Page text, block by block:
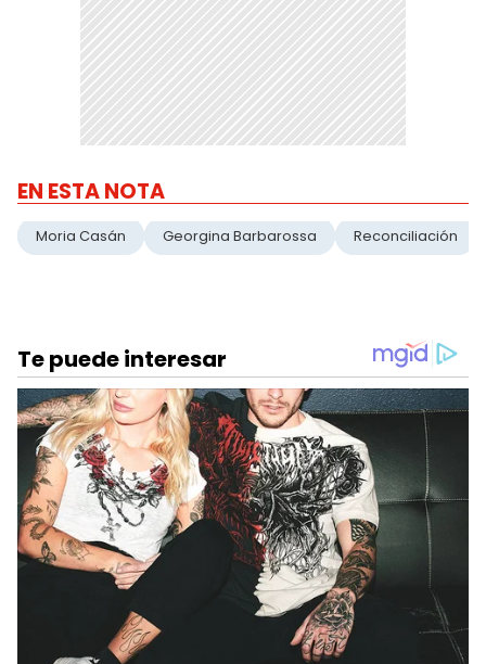
EN ESTA NOTA
Moria Casán Georgina Barbarossa Reconciliación